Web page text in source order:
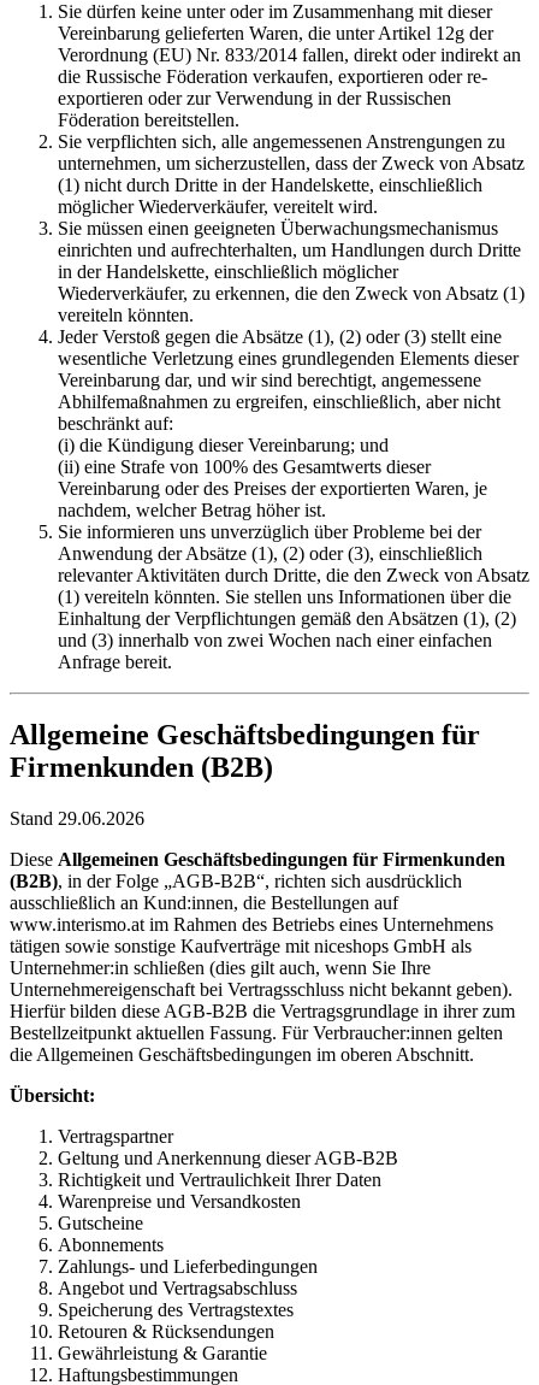
Sie dürfen keine unter oder im Zusammenhang mit dieser
Vereinbarung gelieferten Waren, die unter Artikel 12g der
Verordnung (EU) Nr. 833/2014 fallen, direkt oder indirekt an
die Russische Föderation verkaufen, exportieren oder re-
exportieren oder zur Verwendung in der Russischen
Föderation bereitstellen.
Sie verpflichten sich, alle angemessenen Anstrengungen zu
unternehmen, um sicherzustellen, dass der Zweck von Absatz
(1) nicht durch Dritte in der Handelskette, einschließlich
möglicher Wiederverkäufer, vereitelt wird.
Sie müssen einen geeigneten Überwachungsmechanismus
einrichten und aufrechterhalten, um Handlungen durch Dritte
in der Handelskette, einschließlich möglicher
Wiederverkäufer, zu erkennen, die den Zweck von Absatz (1)
vereiteln könnten.
Jeder Verstoß gegen die Absätze (1), (2) oder (3) stellt eine
wesentliche Verletzung eines grundlegenden Elements dieser
Vereinbarung dar, und wir sind berechtigt, angemessene
Abhilfemaßnahmen zu ergreifen, einschließlich, aber nicht
beschränkt auf:
(i) die Kündigung dieser Vereinbarung; und
(ii) eine Strafe von 100% des Gesamtwerts dieser
Vereinbarung oder des Preises der exportierten Waren, je
nachdem, welcher Betrag höher ist.
Sie informieren uns unverzüglich über Probleme bei der
Anwendung der Absätze (1), (2) oder (3), einschließlich
relevanter Aktivitäten durch Dritte, die den Zweck von Absatz
(1) vereiteln könnten. Sie stellen uns Informationen über die
Einhaltung der Verpflichtungen gemäß den Absätzen (1), (2)
und (3) innerhalb von zwei Wochen nach einer einfachen
Anfrage bereit.
Allgemeine Geschäftsbedingungen für
Firmenkunden (B2B)
Stand 29.06.2026
Diese Allgemeinen Geschäftsbedingungen für Firmenkunden
(B2B), in der Folge „AGB-B2B“, richten sich ausdrücklich
ausschließlich an Kund:innen, die Bestellungen auf
www.interismo.at im Rahmen des Betriebs eines Unternehmens
tätigen sowie sonstige Kaufverträge mit niceshops GmbH als
Unternehmer:in schließen (dies gilt auch, wenn Sie Ihre
Unternehmereigenschaft bei Vertragsschluss nicht bekannt geben).
Hierfür bilden diese AGB-B2B die Vertragsgrundlage in ihrer zum
Bestellzeitpunkt aktuellen Fassung. Für Verbraucher:innen gelten
die Allgemeinen Geschäftsbedingungen im oberen Abschnitt.
Übersicht:
Vertragspartner
Geltung und Anerkennung dieser AGB-B2B
Richtigkeit und Vertraulichkeit Ihrer Daten
Warenpreise und Versandkosten
Gutscheine
Abonnements
Zahlungs- und Lieferbedingungen
Angebot und Vertragsabschluss
Speicherung des Vertragstextes
Retouren & Rücksendungen
Gewährleistung & Garantie
Haftungsbestimmungen